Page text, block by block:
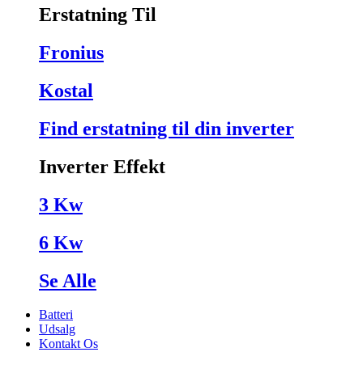
Erstatning Til
Fronius
Kostal
Find erstatning til din inverter
Inverter Effekt
3 Kw
6 Kw
Se Alle
Batteri
Udsalg
Kontakt Os